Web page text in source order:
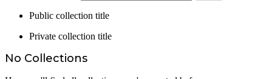
Public collection title
Private collection title
No Collections